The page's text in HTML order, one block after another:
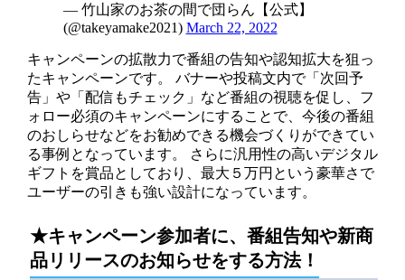
— 竹山家のお茶の間で団らん【公式】
(@takeyamake2021) March 22, 2022
キャンペーンの拡散力で番組の告知や認知拡大を狙っ
たキャンペーンです。 バナーや投稿文内で「次回予
告」や「配信もチェック」など番組の視聴を促し、フ
ォロー必須のキャンペーンにすることで、今後の番組
のおしらせなどをお勧めできる機会づくりができてい
る事例となっています。 さらに汎用性の高いデジタル
ギフトを賞品としており、最大５万円という豪華さで
ユーザーの引きも強い設計になっています。
★キャンペーン参加者に、番組告知や新商
品リリースのお知らせをする方法！